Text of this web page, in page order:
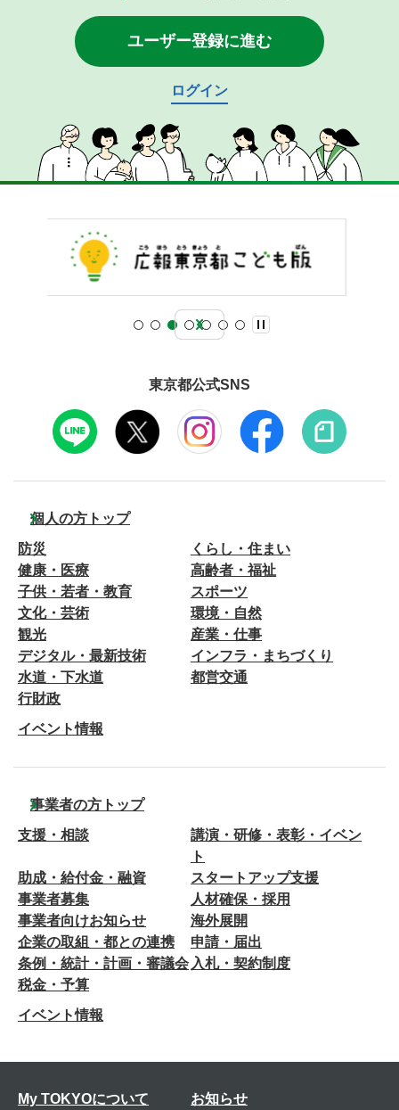
ユーザー登録に進む
ログイン
東京都公式SNS
個人の方トップ
防災
くらし・住まい
健康・医療
高齢者・福祉
子供・若者・教育
スポーツ
文化・芸術
環境・自然
観光
産業・仕事
デジタル・最新技術
インフラ・まちづくり
水道・下水道
都営交通
行財政
イベント情報
事業者の方トップ
支援・相談
講演・研修・表彰・イベン
ト
助成・給付金・融資
スタートアップ支援
事業者募集
人材確保・採用
事業者向けお知らせ
海外展開
企業の取組・都との連携
申請・届出
条例・統計・計画・審議会 入札・契約制度
税金・予算
イベント情報
My TOKYOについて お知らせ